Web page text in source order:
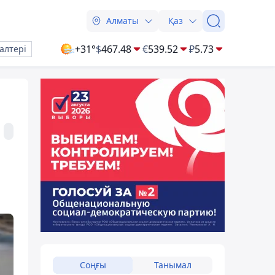
Алматы Қаз
+31°$467.48 €539.52 ₽5.73
Соңғы Танымал